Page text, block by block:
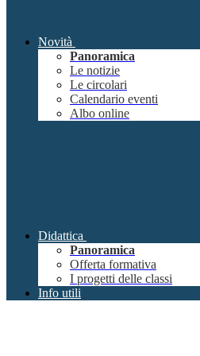
Novità
Panoramica
Le notizie
Le circolari
Calendario eventi
Albo online
Didattica
Panoramica
Offerta formativa
I progetti delle classi
Info utili